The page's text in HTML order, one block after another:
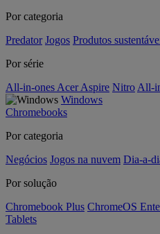
Por categoria
Predator Jogos Produtos
Por série
All-in-ones Acer Aspire Nitro All-
Windows
Chromebooks
Por categoria
Negócios Jogos na nuvem Dia-a-
Por solução
Chromebook Plus ChromeOS
Tablets